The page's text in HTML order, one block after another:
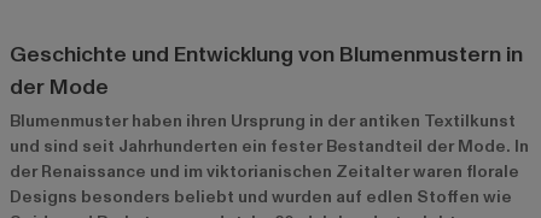
Geschichte und Entwicklung von Blumenmustern in
der Mode
Blumenmuster haben ihren Ursprung in der antiken Textilkunst
und sind seit Jahrhunderten ein fester Bestandteil der Mode. In
der Renaissance und im viktorianischen Zeitalter waren florale
Designs besonders beliebt und wurden auf edlen Stoffen wie